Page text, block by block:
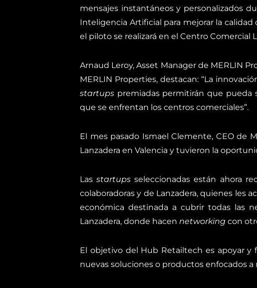
mensajes instantáneos y personalizados
Inteligencia Artificial para mejorar la calidad
el piloto se realizará en el Centro Comercial
Arnaud Leroy, Asset Manager de MERLIN
MERLIN Properties, destacan: “La
startups premiadas permitirán que pueda
que se enfrentan los centros comerciales”.
El mes pasado Ismael Clemente, CEO de
Lanzadera en Valencia y tuvieron la
Lasstartups seleccionadas están ahora
colaboradoras y de Lanzadera, quienes les
económica destinada a cubrir todas las
Lanzadera, donde hacen networking con
El objetivo del Hub Retailtech es apoyar
nuevas soluciones o productos enfocados